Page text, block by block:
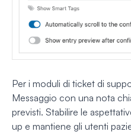
Per i moduli di ticket di
Messaggio con una nota
previsti. Stabilire le
up e mantiene gli utenti